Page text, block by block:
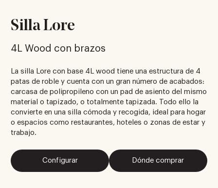
Silla Lore
4L Wood con brazos
La silla Lore con base 4L wood tiene una estructura de 4
patas de roble y cuenta con un gran número de acabados:
carcasa de polipropileno con un pad de asiento del mismo
material o tapizado, o totalmente tapizada. Todo ello la
convierte en una silla cómoda y recogida, ideal para hogar
o espacios como restaurantes, hoteles o zonas de estar y
trabajo.
Configurar Dónde comprar